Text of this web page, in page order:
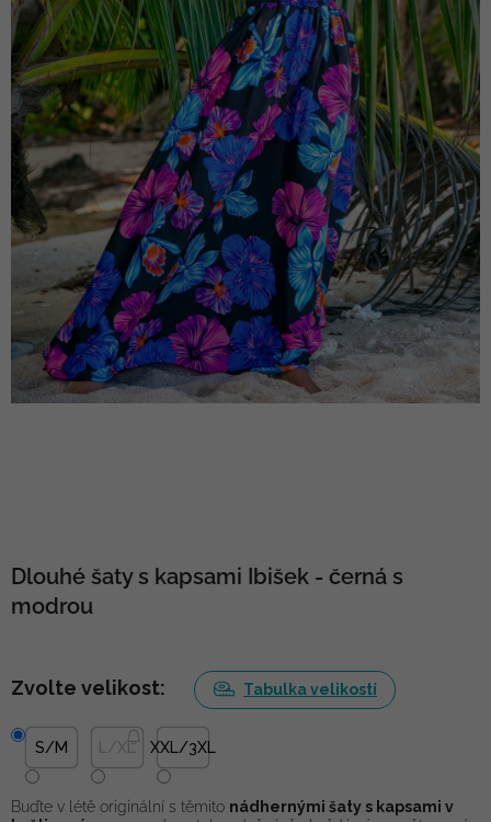
Dlouhé šaty s kapsami Ibišek - černá s
modrou
Zvolte velikost: Tabulka velikostí
S/M L/XL XXL/3XL
Buďte v létě originální s těmito nádhernými šaty s kapsami v